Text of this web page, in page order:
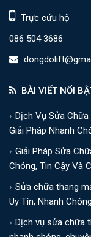
Trực cứu hộ
086 504 3686
BÀI VIẾT NỔI
Dịch Vụ Sửa
Giải Pháp Nhanh
Giải Pháp Sửa
Chóng, Tin Cậy Và
Sửa chữa thang
Uy Tín, Nhanh Chóng
Dịch vụ sửa chữa